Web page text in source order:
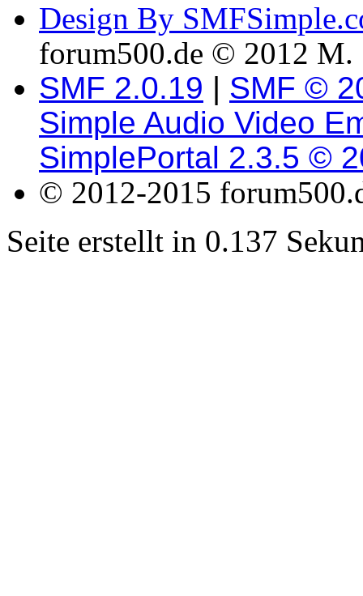
Design By
forum500.de © 2012 M.
SMF 2.0.19 | SMF ©
Simple Audio Video
SimplePortal 2.3.5 ©
© 2012-2015
Seite erstellt in 0.137